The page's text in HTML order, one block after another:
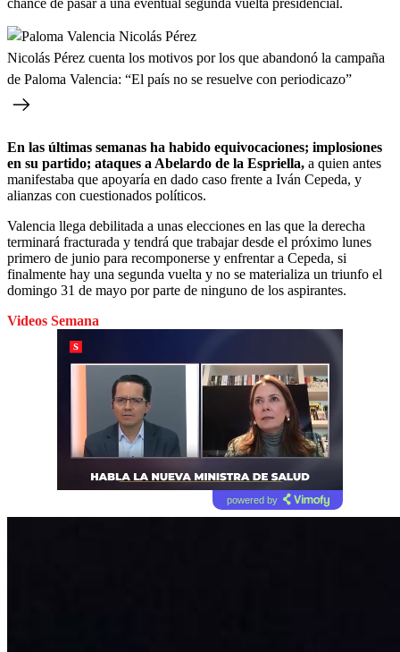
Nicolás Pérez cuenta los motivos por los que abandonó la campaña
de Paloma Valencia: “El país no se resuelve con periodicazo”
En las últimas semanas ha habido equivocaciones; implosiones
en su partido; ataques a Abelardo de la Espriella, a quien antes
manifestaba que apoyaría en dado caso frente a Iván Cepeda, y
alianzas con cuestionados políticos.
Valencia llega debilitada a unas elecciones en las que la derecha
terminará fracturada y tendrá que trabajar desde el próximo lunes
primero de junio para recomponerse y enfrentar a Cepeda, si
finalmente hay una segunda vuelta y no se materializa un triunfo el
domingo 31 de mayo por parte de ninguno de los aspirantes.
Videos Semana
powered by